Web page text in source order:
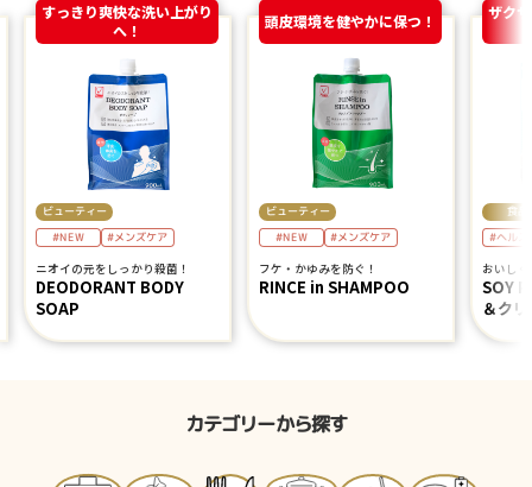
すっきり爽快な洗い上がり
へ！
ビューティー
#NEW #メンズケア
ニオイの元をしっかり殺菌！
DEODORANT BODY
SOAP
頭皮環境を健やかに保つ！
ビューティー
#NEW #メンズケア
フケ・かゆみを防ぐ！
RINCE in SHAMPOO
ザク
食品
#ヘルス
おいし
SOY
＆ク
カテゴリーから探す